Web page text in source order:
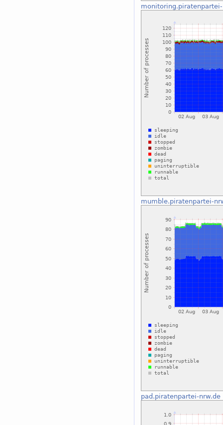
mumble.piratenpartei-
pad.piratenpartei-nrw.de